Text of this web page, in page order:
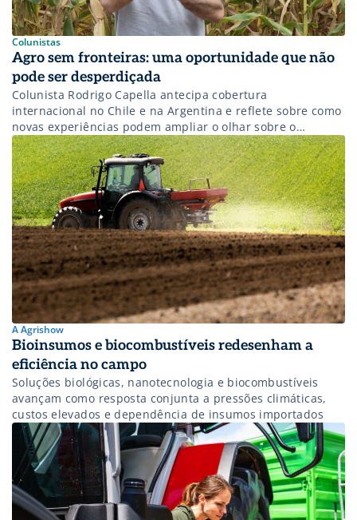
Colunistas
Agro sem fronteiras: uma oportunidade que não
pode ser desperdiçada
Colunista Rodrigo Capella antecipa cobertura
internacional no Chile e na Argentina e reflete sobre como
novas experiências podem ampliar o olhar sobre o
agronegócio
A Agrishow
Bioinsumos e biocombustíveis redesenham a
eficiência no campo
Soluções biológicas, nanotecnologia e biocombustíveis
avançam como resposta conjunta a pressões climáticas,
custos elevados e dependência de insumos importados